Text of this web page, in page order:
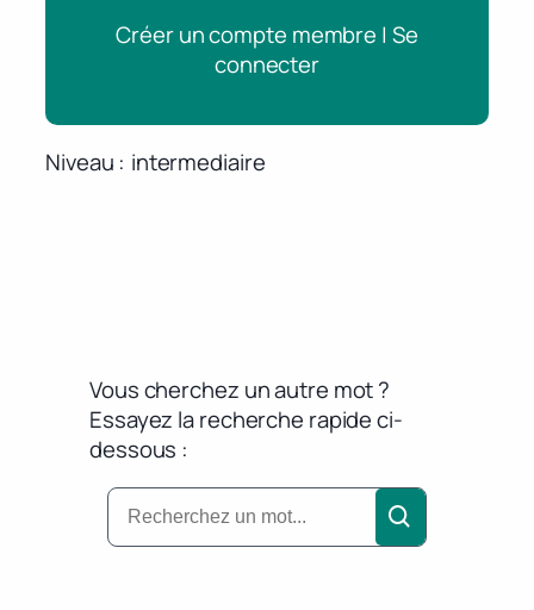
Créer un compte membre | Se
connecter
Niveau intermediaire
Vous cherchez un autre mot ?
Essayez la recherche rapide ci-
dessous :